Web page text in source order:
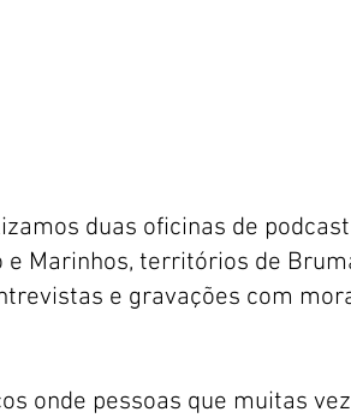
duas oficinas de
Marinhos, territórios de
e gravações com
onde pessoas que muitas